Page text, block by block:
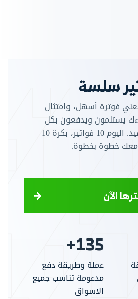
سلسة
فوترة أسهل، وامتثال
يستلمون ويدفعون بكل
سهولة وبدون تعقيد. اليوم 10 فواتير، بكرة 10
معك خطوة بخطوة.
الآن
135+
عملة وطريقة دفع
مدعومة تناسب جميع
الاسواق